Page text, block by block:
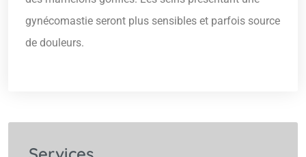
gynécomastie seront plus sensibles et parfois source
de douleurs.